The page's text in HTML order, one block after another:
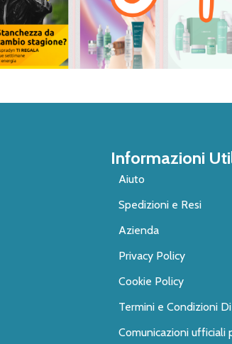
Informazioni
Aiuto
Spedizioni e Resi
Azienda
Privacy Policy
Cookie Policy
Termini e Condizioni
Comunicazioni ufficiali